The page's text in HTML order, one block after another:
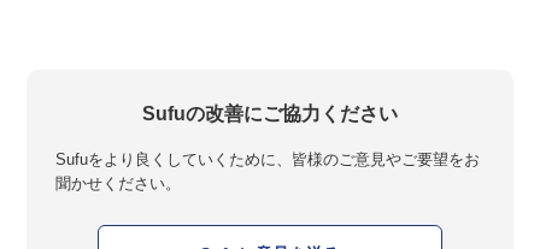
Sufuの改善にご協力ください
Sufuをより良くしていくために、皆様のご意見やご要望をお
聞かせください。